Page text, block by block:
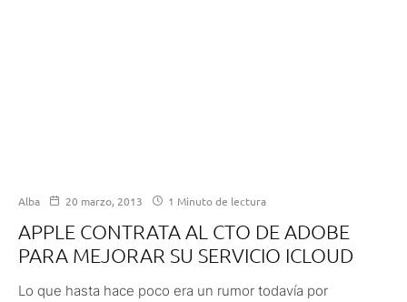
Alba 20 marzo, 2013 1 Minuto de lectura
APPLE CONTRATA AL CTO DE ADOBE
PARA MEJORAR SU SERVICIO ICLOUD
Lo que hasta hace poco era un rumor todavía por